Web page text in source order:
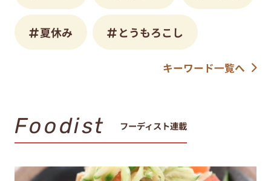
夏休み とうもろこし
キーワード一覧へ
Foodist フーディスト連載